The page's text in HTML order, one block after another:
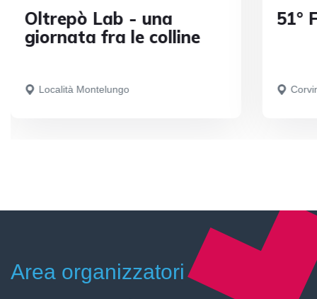
Oltrepò Lab - una
giornata fra le colline
Località Montelungo
51°
Area organizzatori